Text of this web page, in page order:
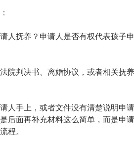
人抚养？申请人是否有权代表孩子
院判决书、离婚协议，或者相关抚
人手上，或者文件没有清楚说明申
后面再补充材料这么简单，而是申
程。